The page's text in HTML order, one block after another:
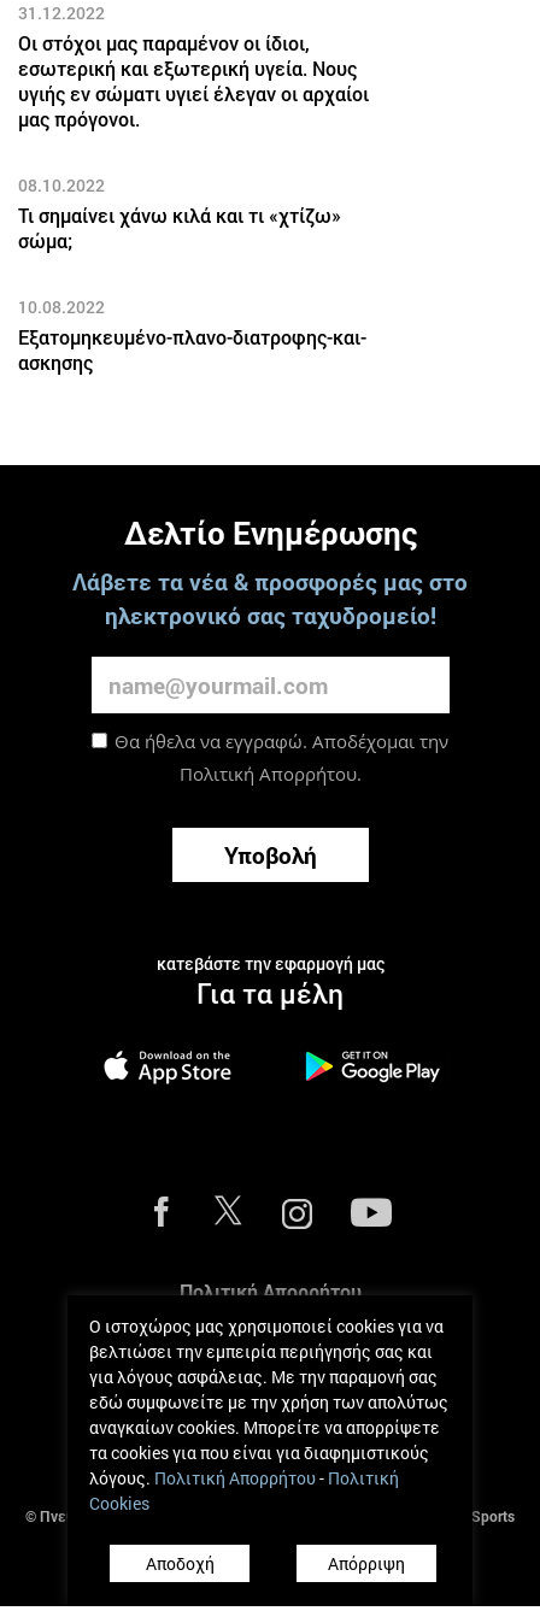
31.12.2022
Οι στόχοι μας παραμένον οι ίδιοι,
εσωτερική και εξωτερική υγεία. Νους
υγιής εν σώματι υγιεί έλεγαν οι αρχαίοι
μας πρόγονοι.
08.10.2022
Τι σημαίνει χάνω κιλά και τι «χτίζω»
σώμα;
10.08.2022
Εξατομηκευμένο-πλανο-διατροφης-και-
ασκησης
Δελτίο Ενημέρωσης
Λάβετε τα νέα & προσφορές μας στο
ηλεκτρονικό σας ταχυδρομείο!
Θα ήθελα να εγγραφώ. Αποδέχομαι την
Πολιτική Απορρήτου.
Υποβολή
κατεβάστε την εφαρμογή μας
Για τα μέλη
Πολιτική Απορρήτου
Πολιτική Cookies
Κανόνες Μετρήσεων
Όροι και Κανόνες
© Πνευματικά Δικαιώματα 2017 - 2026 Andreas Zachariou Holistic Sports
Ανάπτυξη από
Πήγασος Πληροφορική
Αποδοχή Απόρριψη
Ο ιστοχώρος μας χρησιμοποιεί cookies για να
βελτιώσει την εμπειρία περιήγησής σας και
για λόγους ασφάλειας. Με την παραμονή σας
εδώ συμφωνείτε με την χρήση των απολύτως
αναγκαίων cookies. Μπορείτε να απορρίψετε
τα cookies για που είναι για διαφημιστικούς
λόγους. Πολιτική Απορρήτου- Πολιτική
Cookies